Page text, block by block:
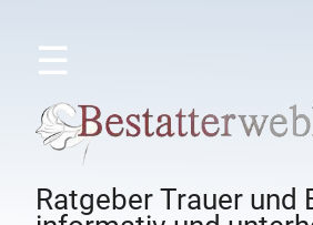
☰
Ratgeber Trauer und